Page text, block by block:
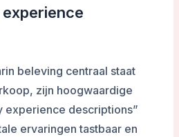
beleving centraal staat
zijn hoogwaardige
experience descriptions”
ervaringen tastbaar en